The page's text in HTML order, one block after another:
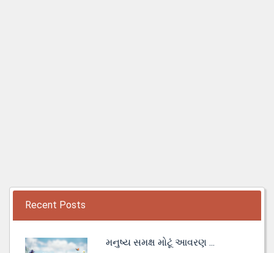
Recent Posts
મનુષ્ય સમક્ષ મોટૂં આવરણ ...